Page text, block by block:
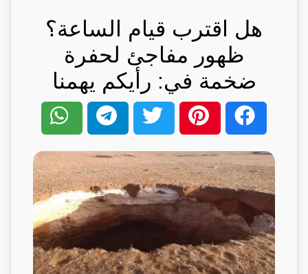
هل اقترب قيام الساعة؟
ظهور مفاجئ لحفرة
ضخمة في: رأيكم يهمنا